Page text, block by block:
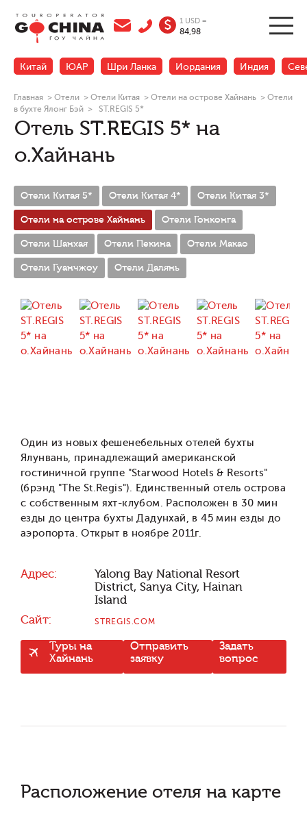
$ 1 USD =
84,98
Китай ЮАР Шри Ланка Иордания Индия
Главная > Отели > Отели Китая > Отели на острове Хайнань > Отели
в бухте Ялонг Бэй > ST.REGIS 5*
Отель ST.REGIS 5* на
о.Хайнань
Отели Китая 5* Отели Китая 4* Отели Китая 3*
Отели на острове Хайнань Отели Гонконга
Отели Шанхая Отели Пекина Отели Макао
Отели Гуанчжоу Отели Далянь
Один из новых фешенебельных отелей бухты
Ялунвань, принадлежащий американской
гостиничной группе "Starwood Hotels & Resorts"
(брэнд "The St.Regis"). Единственный отель острова
с собственным яхт-клубом. Расположен в 30 мин
езды до центра бухты Дадунхай, в 45 мин езды до
аэропорта. Открыт в ноябре 2011г.
Адрес:
Yalong Bay National Resort
District, Sanya City, Hainan
Island
Сайт:
STREGIS.COM
Туры на
Хайнань
Отправить
заявку
Задать
вопрос
Расположение отеля на карте